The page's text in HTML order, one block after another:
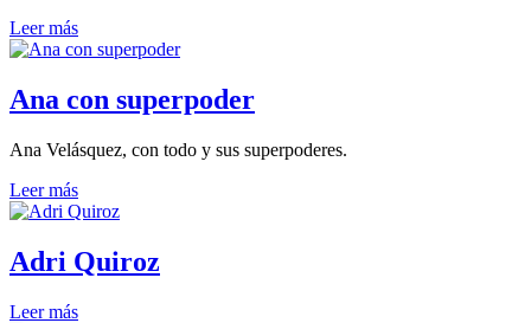
Leer más
Ana con superpoder
Ana Velásquez, con todo y sus superpoderes.
Leer más
Adri Quiroz
Leer más